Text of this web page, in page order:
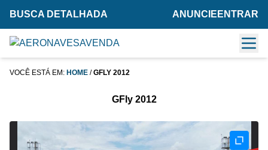
BUSCA DETALHADA ANUNCIE ENTRAR
VOCÊ ESTÁ EM: HOME /GFLY 2012
GFly 2012